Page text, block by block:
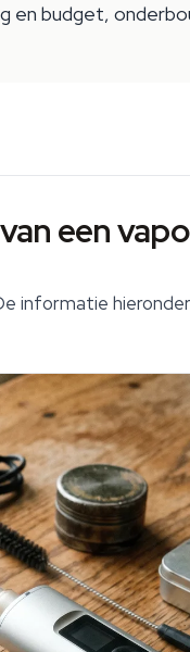
budget,
een
informatie